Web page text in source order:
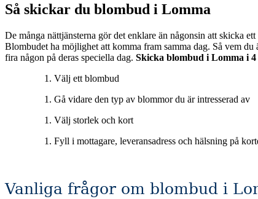
Så skickar du blombud i Lomma
De många nättjänsterna gör det enklare än någonsin att skicka
Blombudet ha möjlighet att komma fram samma dag. Så vem du än vill överraska eller muntra upp så är blombuden en utmärkt tjänst för att förgylla någons vardag eller som en vacker gest för att vara med och
fira någon på deras speciella dag. Skicka blombud i Lomma i 4
Välj ett blombud
Gå vidare den typ av blommor du är intresserad av
Välj storlek och kort
Fyll i mottagare, leveransadress och hälsning på
Vanliga frågor om blombud i